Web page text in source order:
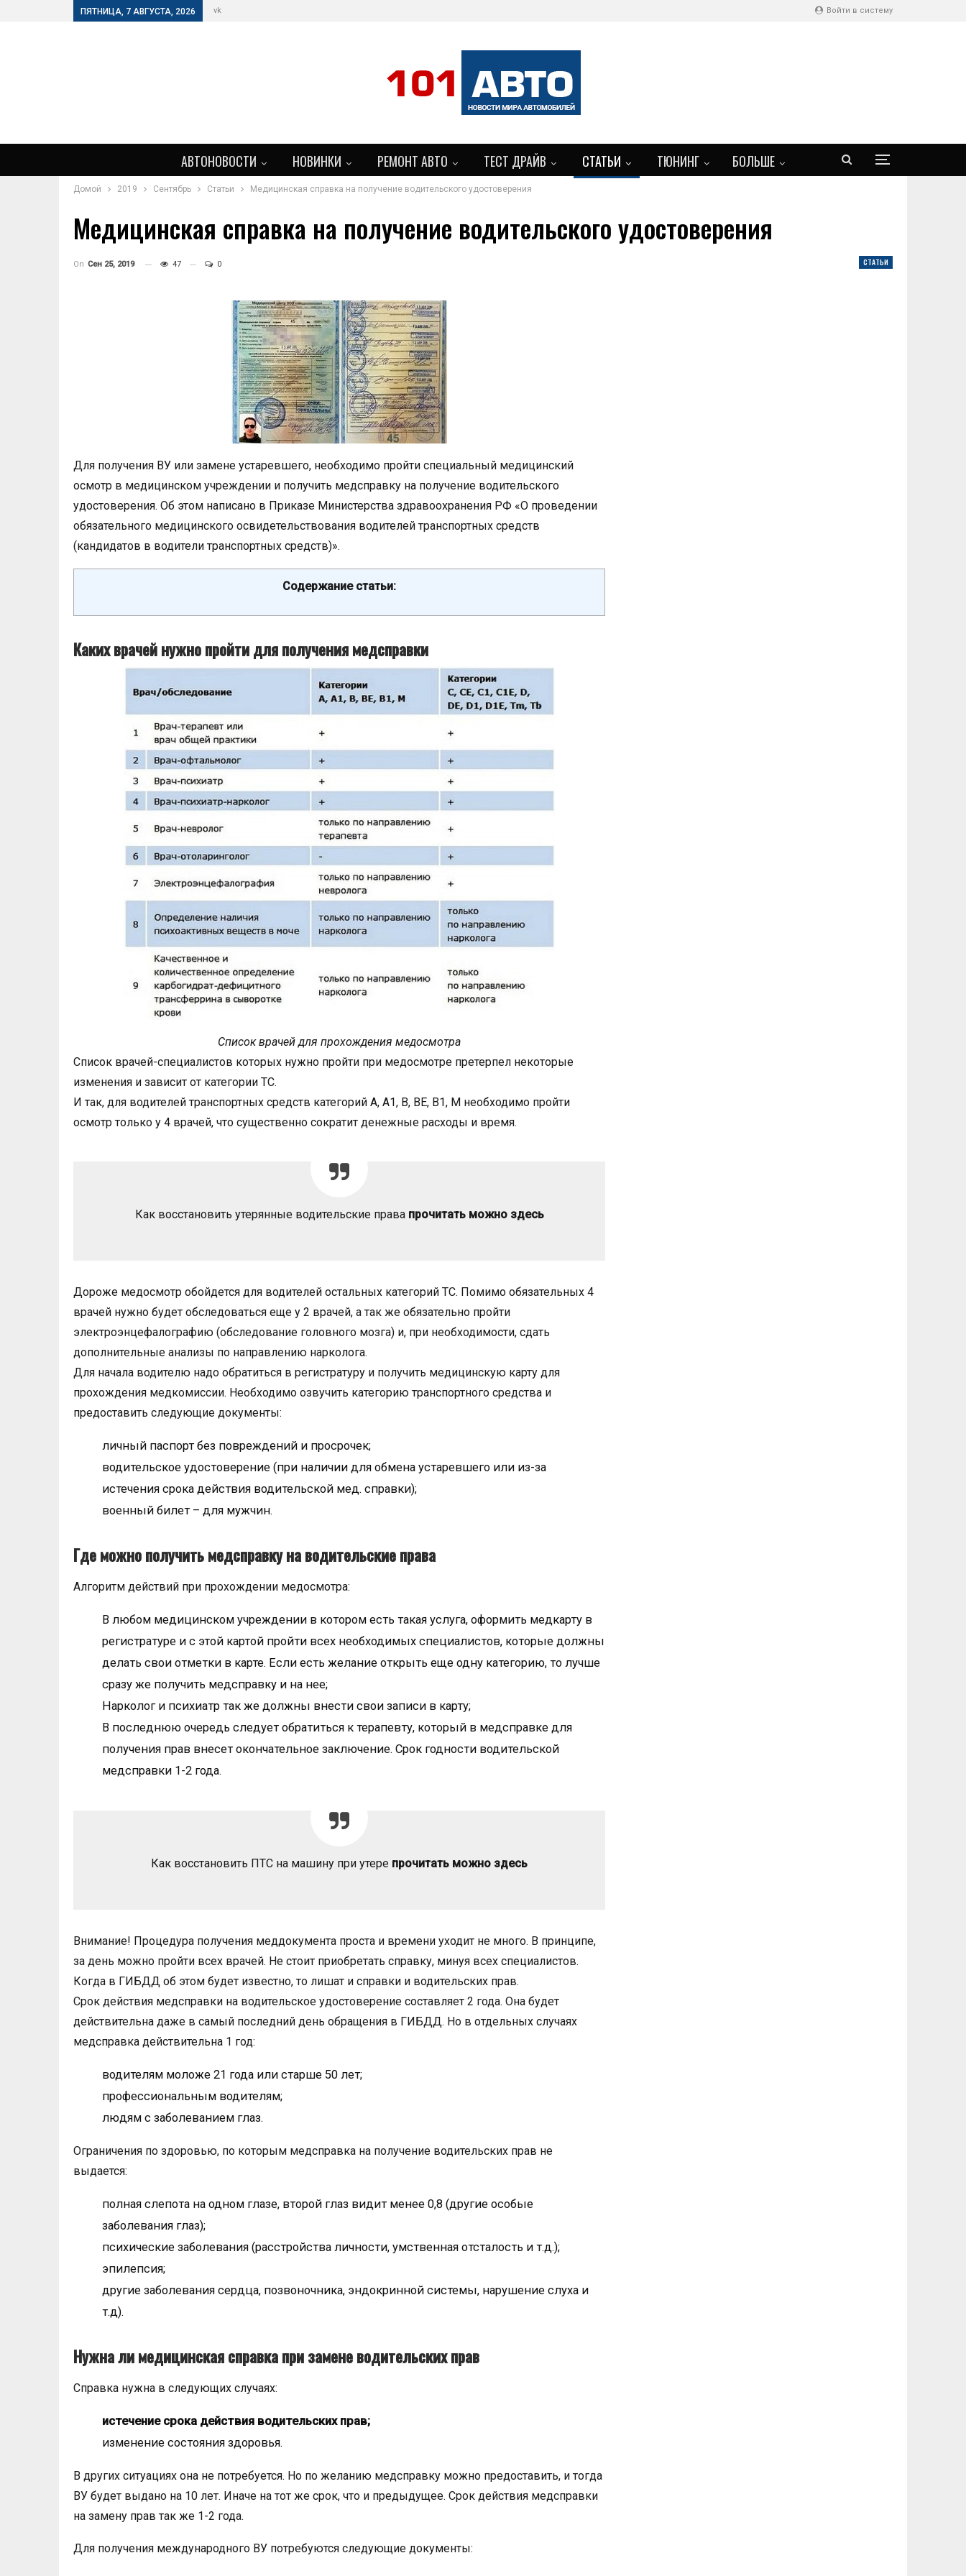
Войти в систему
ПЯТНИЦА, 7 АВГУСТА, 2026 vk
АВТОНОВОСТИ НОВИНКИ РЕМОНТ АВТО ТЕСТ ДРАЙВ СТАТЬИ ТЮНИНГ БОЛЬШЕ
Домой 2019 Сентябрь Статьи Медицинская справка на получение водительского удостоверения
Медицинская справка на получение водительского удостоверения
СТАТЬИ
On Сен 25, 2019 47 0
Для получения ВУ или замене устаревшего, необходимо пройти специальный медицинский
осмотр в медицинском учреждении и получить медсправку на получение водительского
удостоверения. Об этом написано в Приказе Министерства здравоохранения РФ «О проведении
обязательного медицинского освидетельствования водителей транспортных средств
(кандидатов в водители транспортных средств)».
Содержание статьи:
Каких врачей нужно пройти для получения медсправки
Список врачей для прохождения медосмотра
Список врачей-специалистов которых нужно пройти при медосмотре претерпел некоторые
изменения и зависит от категории ТС.
И так, для водителей транспортных средств категорий А, А1, В, ВЕ, В1, М необходимо пройти
осмотр только у 4 врачей, что существенно сократит денежные расходы и время.
Как восстановить утерянные водительские права прочитать можно здесь
Дороже медосмотр обойдется для водителей остальных категорий ТС. Помимо обязательных 4
врачей нужно будет обследоваться еще у 2 врачей, а так же обязательно пройти
электроэнцефалографию (обследование головного мозга) и, при необходимости, сдать
дополнительные анализы по направлению нарколога.
Для начала водителю надо обратиться в регистратуру и получить медицинскую карту для
прохождения медкомиссии. Необходимо озвучить категорию транспортного средства и
предоставить следующие документы:
личный паспорт без повреждений и просрочек;
водительское удостоверение (при наличии для обмена устаревшего или из-за
истечения срока действия водительской мед. справки);
военный билет – для мужчин.
Где можно получить медсправку на водительские права
Алгоритм действий при прохождении медосмотра:
В любом медицинском учреждении в котором есть такая услуга, оформить медкарту в
регистратуре и с этой картой пройти всех необходимых специалистов, которые должны
делать свои отметки в карте. Если есть желание открыть еще одну категорию, то лучше
сразу же получить медсправку и на нее;
Нарколог и психиатр так же должны внести свои записи в карту;
В последнюю очередь следует обратиться к терапевту, который в медсправке для
получения прав внесет окончательное заключение. Срок годности водительской
медсправки 1-2 года.
Как восстановить ПТС на машину при утере прочитать можно здесь
Внимание! Процедура получения меддокумента проста и времени уходит не много. В принципе,
за день можно пройти всех врачей. Не стоит приобретать справку, минуя всех специалистов.
Когда в ГИБДД об этом будет известно, то лишат и справки и водительских прав.
Срок действия медсправки на водительское удостоверение составляет 2 года. Она будет
действительна даже в самый последний день обращения в ГИБДД. Но в отдельных случаях
медсправка действительна 1 год:
водителям моложе 21 года или старше 50 лет;
профессиональным водителям;
людям с заболеванием глаз.
Ограничения по здоровью, по которым медсправка на получение водительских прав не
выдается:
полная слепота на одном глазе, второй глаз видит менее 0,8 (другие особые
заболевания глаз);
психические заболевания (расстройства личности, умственная отсталость и т.д.);
эпилепсия;
другие заболевания сердца, позвоночника, эндокринной системы, нарушение слуха и
т.д).
Нужна ли медицинская справка при замене водительских прав
Справка нужна в следующих случаях:
истечение срока действия водительских прав;
изменение состояния здоровья.
В других ситуациях она не потребуется. Но по желанию медсправку можно предоставить, и тогда
ВУ будет выдано на 10 лет. Иначе на тот же срок, что и предыдущее. Срок действия медсправки
на замену прав так же 1-2 года.
Для получения международного ВУ потребуются следующие документы: